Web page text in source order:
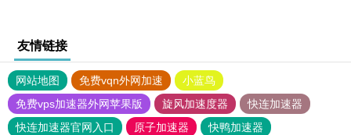
友情链接
网站地图 免费vqn外网加速
小蓝鸟
免费vps加速器外网苹果版
旋风加速度器
快连加速器
快连加速器官网入口
原子加速器
快鸭加速器